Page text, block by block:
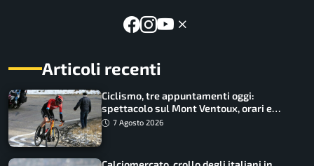
Articoli recenti
Ciclismo, tre appuntamenti oggi:
spettacolo sul Mont Ventoux, orari e
come vederli
7 Agosto 2026